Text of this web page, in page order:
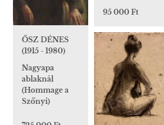
95 000 Ft
ŐSZ DÉNES
(1915 - 1980)
Nagyapa
ablaknál
(Hommage a
Szőnyi)